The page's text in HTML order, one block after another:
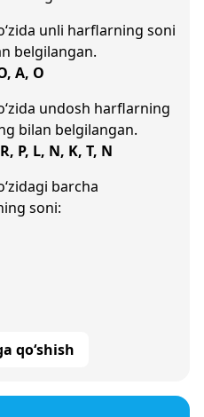
unli harflarning soni
belgilangan.
A, O
undosh harflarning
bilan belgilangan.
P, L, N, K, T, N
barcha
soni:
qo‘shish